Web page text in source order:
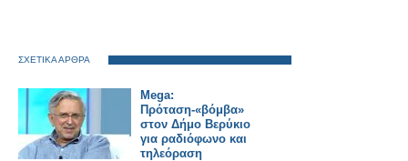
ΣΧΕΤΙΚΑ ΑΡΘΡΑ
Mega:
Πρόταση-«βόμβα»
στον Δήμο Βερύκιο
για ραδιόφωνο και
τηλεόραση